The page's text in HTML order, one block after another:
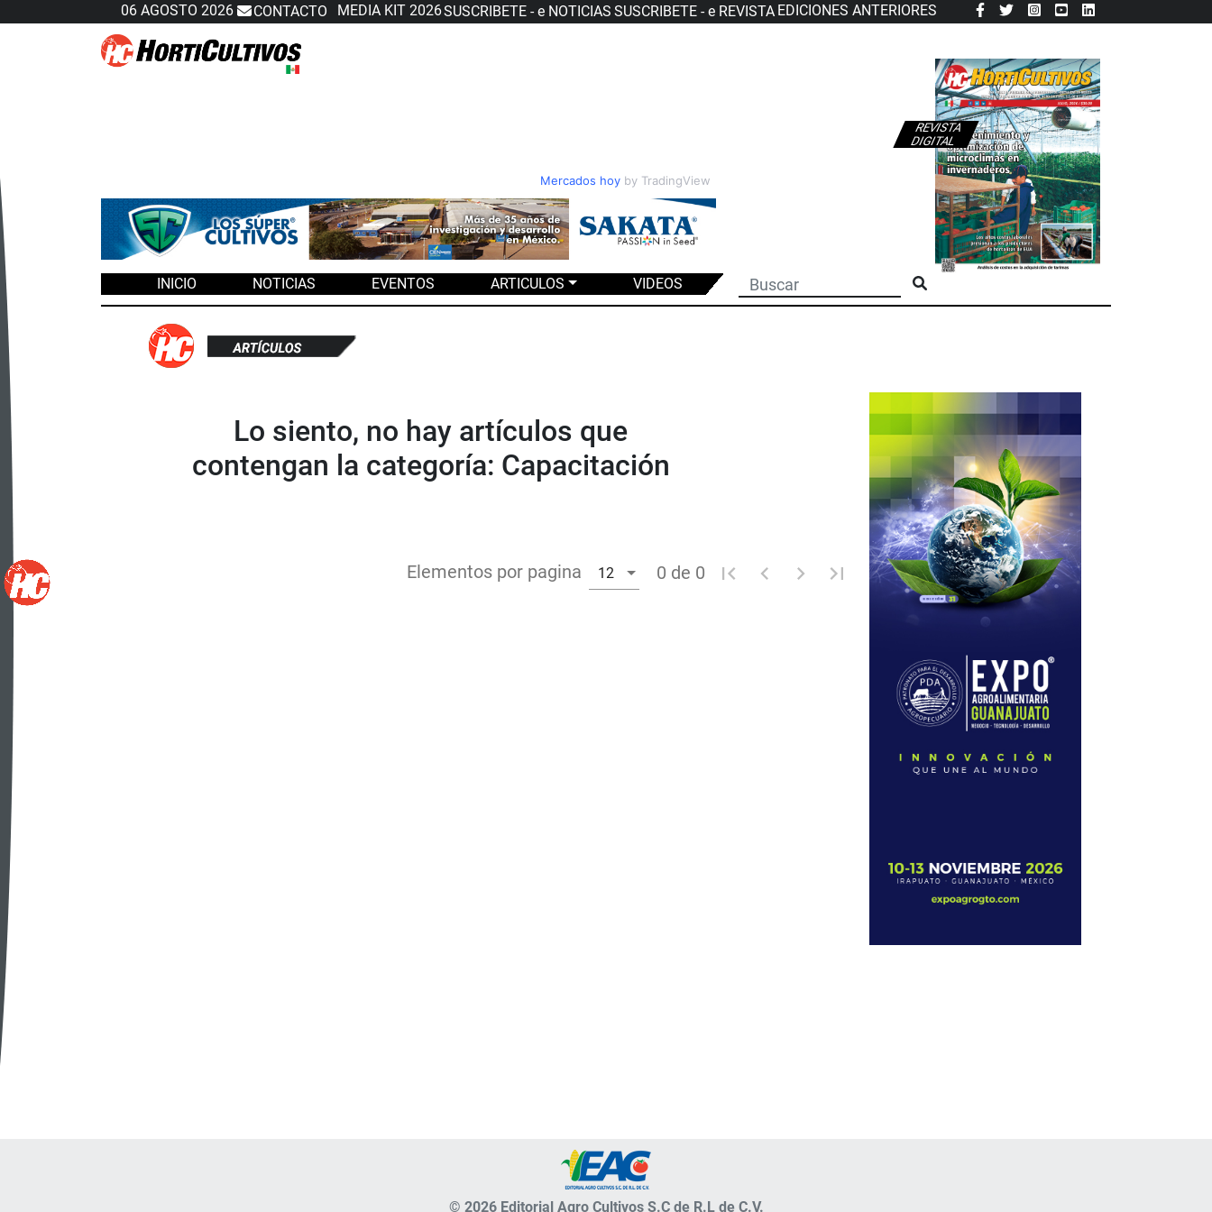
06 AGOSTO 2026 CONTACTO MEDIA KIT 2026SUSCRIBETE - e NOTICIAS SUSCRIBETE - e REVISTA EDICIONES ANTERIORES
Mercados hoyby TradingView
Slide 1 of 3
INICIO NOTICIAS EVENTOS ARTICULOS VIDEOS
REVISTA
DIGITAL
Lo siento, no hay artículos que
contengan la categoría: Capacitación
Elementos por pagina 12 0 de 0
© 2026 Editorial Agro Cultivos S.C de R.L de C.V.